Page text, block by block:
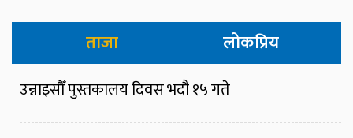
ताजा लोकप्रिय
उन्नाइसौँ पुस्तकालय दिवस भदौ १५ गते